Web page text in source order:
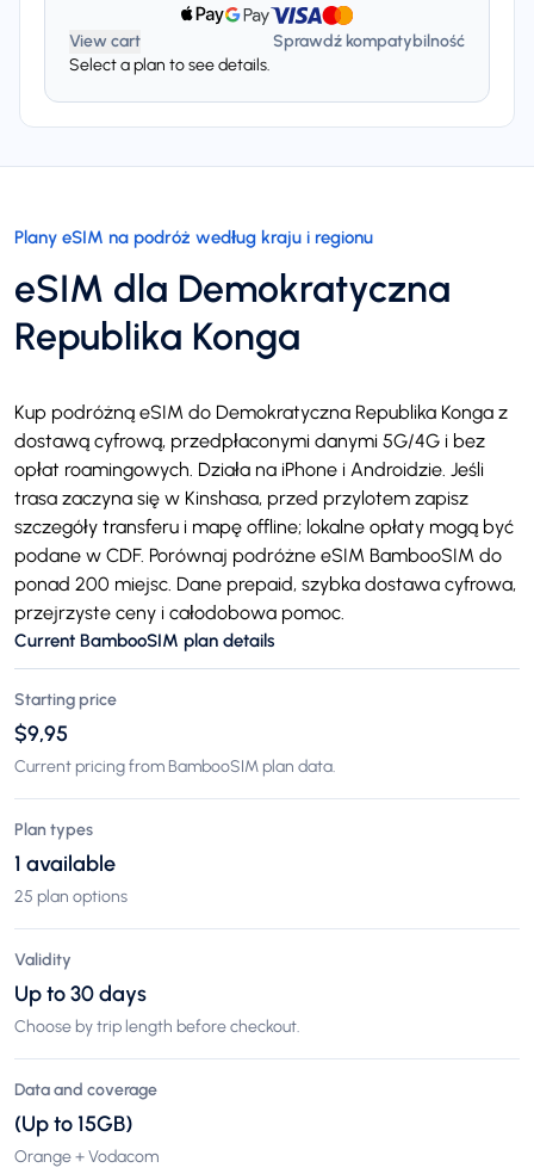
View cart
Sprawdź kompatybilność
Select a plan to see details.
Plany eSIM na podróż według kraju i regionu
eSIM dla Demokratyczna
Republika Konga
Kup podróżną eSIM do Demokratyczna Republika Konga z
dostawą cyfrową, przedpłaconymi danymi 5G/4G i bez
opłat roamingowych. Działa na iPhone i Androidzie. Jeśli
trasa zaczyna się w Kinshasa, przed przylotem zapisz
szczegóły transferu i mapę offline; lokalne opłaty mogą być
podane w CDF. Porównaj podróżne eSIM BambooSIM do
ponad 200 miejsc. Dane prepaid, szybka dostawa cyfrowa,
przejrzyste ceny i całodobowa pomoc.
Current BambooSIM plan details
Starting price
$9,95
Current pricing from BambooSIM plan data.
Plan types
1 available
25 plan options
Validity
Up to 30 days
Choose by trip length before checkout.
Data and coverage
(Up to 15GB)
Orange + Vodacom